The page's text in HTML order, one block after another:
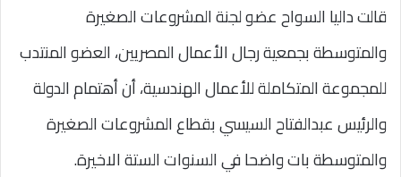
قالت داليا السواح عضو لجنة المشروعات الصغيرة
والمتوسطة بجمعية رجال الأعمال المصريين، العضو المنتدب
للمجموعة المتكاملة للأعمال الهندسية، أن أهتمام الدولة
والرئيس عبدالفتاح السيسي بقطاع المشروعات الصغيرة
والمتوسطة بات واضحا في السنوات الستة الاخيرة.